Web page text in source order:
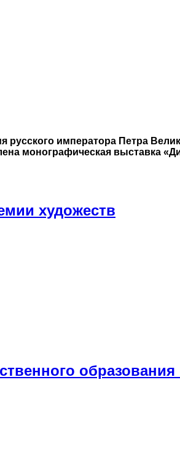
русского императора Петра
монографическая выставка
художеств